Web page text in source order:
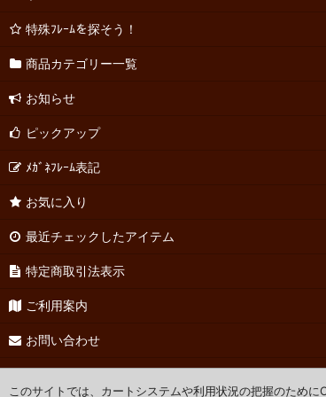
特殊ﾌﾚｰﾑを探そう！
商品カテゴリー一覧
お知らせ
ピックアップ
ﾒｶﾞﾈﾌﾚｰﾑ表記
お気に入り
最近チェックしたアイテム
特定商取引法表示
ご利用案内
お問い合わせ
このサイトでは、カートシステムや利用状況の把握のため